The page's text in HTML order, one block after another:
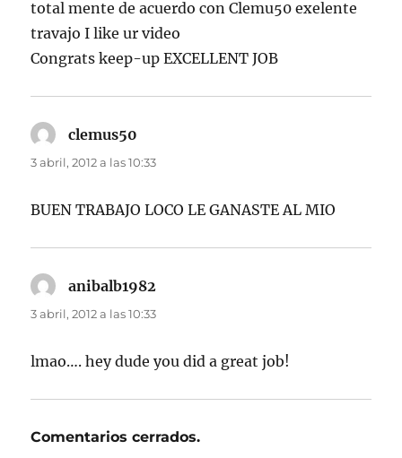
total mente de acuerdo con Clemu50 exelente
travajo I like ur video
Congrats keep-up EXCELLENT JOB
clemus50
3 abril, 2012 a las 10:33
BUEN TRABAJO LOCO LE GANASTE AL MIO
anibalb1982
3 abril, 2012 a las 10:33
lmao…. hey dude you did a great job!
Comentarios cerrados.